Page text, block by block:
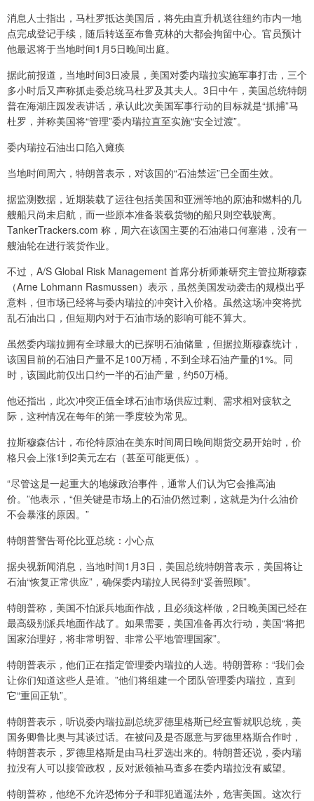
消息人士指出，马杜罗抵达美国后，将先由直升机送往纽约市内一地
点完成登记手续，随后转送至布鲁克林的大都会拘留中心。官员预计
他最迟将于当地时间1月5日晚间出庭。
据此前报道，当地时间3日凌晨，美国对委内瑞拉实施军事打击，三个
多小时后又声称抓走委总统马杜罗及其夫人。3日中午，美国总统特朗
普在海湖庄园发表讲话，承认此次美国军事行动的目标就是“抓捕”马
杜罗，并称美国将“管理”委内瑞拉直至实施“安全过渡”。
委内瑞拉石油出口陷入瘫痪
当地时间周六，特朗普表示，对该国的“石油禁运”已全面生效。
据监测数据，近期装载了运往包括美国和亚洲等地的原油和燃料的几
艘船只尚未启航，而一些原本准备装载货物的船只则空载驶离。
TankerTrackers.com 称，周六在该国主要的石油港口何塞港，没有一
艘油轮在进行装货作业。
不过，A/S Global Risk Management 首席分析师兼研究主管拉斯穆森
（Arne Lohmann Rasmussen）表示，虽然美国发动袭击的规模出乎
意料，但市场已经将与委内瑞拉的冲突计入价格。虽然这场冲突将扰
乱石油出口，但短期内对于石油市场的影响可能不算大。
虽然委内瑞拉拥有全球最大的已探明石油储量，但据拉斯穆森统计，
该国目前的石油日产量不足100万桶，不到全球石油产量的1%。同
时，该国此前仅出口约一半的石油产量，约50万桶。
他还指出，此次冲突正值全球石油市场供应过剩、需求相对疲软之
际，这种情况在每年的第一季度较为常见。
拉斯穆森估计，布伦特原油在美东时间周日晚间期货交易开始时，价
格只会上涨1到2美元左右（甚至可能更低）。
“尽管这是一起重大的地缘政治事件，通常人们认为它会推高油
价。”他表示，“但关键是市场上的石油仍然过剩，这就是为什么油价
不会暴涨的原因。”
特朗普警告哥伦比亚总统：小心点
据央视新闻消息，当地时间1月3日，美国总统特朗普表示，美国将让
石油“恢复正常供应”，确保委内瑞拉人民得到“妥善照顾”。
特朗普称，美国不怕派兵地面作战，且必须这样做，2日晚美国已经在
最高级别派兵地面作战了。如果需要，美国准备再次行动，美国“将把
国家治理好，将非常明智、非常公平地管理国家”。
特朗普表示，他们正在指定管理委内瑞拉的人选。特朗普称：“我们会
让你们知道这些人是谁。”他们将组建一个团队管理委内瑞拉，直到
它“重回正轨”。
特朗普表示，听说委内瑞拉副总统罗德里格斯已经宣誓就职总统，美
国务卿鲁比奥与其谈过话。在被问及是否愿意与罗德里格斯合作时，
特朗普表示，罗德里格斯是由马杜罗选出来的。特朗普还说，委内瑞
拉没有人可以接管政权，反对派领袖马查多在委内瑞拉没有威望。
特朗普称，他绝不允许恐怖分子和罪犯逍遥法外，危害美国。这次行